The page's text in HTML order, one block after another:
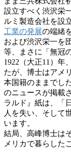
設立すべく渋沢栄
ルミ製造会社を設
工業の発展の端緒
および渋沢栄一を
等、まさに「無冠
1922（大正11）年
たが、博士はアメ
本国籍のままでし
のニュースが掲載
ラルド』紙は、「
人を失い、そして
います。
結局、高峰博士は
メリカで暮らした